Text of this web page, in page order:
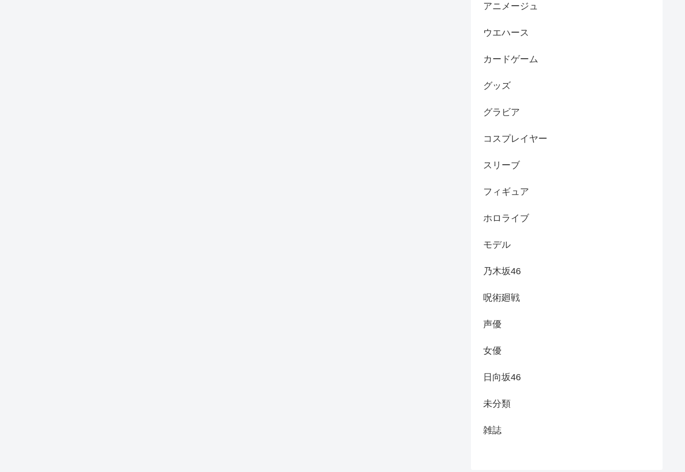
アニメージュ
ウエハース
カードゲーム
グッズ
グラビア
コスプレイヤー
スリーブ
フィギュア
ホロライブ
モデル
乃木坂46
呪術廻戦
声優
女優
日向坂46
未分類
雑誌